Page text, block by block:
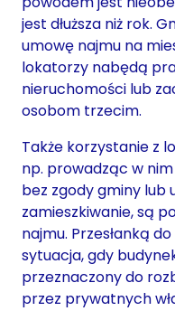
jest dłuższa niż rok.
umowę najmu na
lokatorzy nabędą
nieruchomości lub
osobom trzecim.
Także korzystanie z
np. prowadząc w
bez zgody gminy lub
zamieszkiwanie, są
najmu. Przesłanką
sytuacja, gdy
przeznaczony do
przez prywatnych